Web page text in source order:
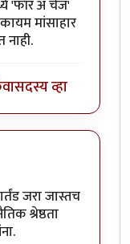
'फॉर अ चेंज'
मांसाहार
सदस्य व्हा
आणि सगळेby
जरा जास्तच
श्रेष्ठता